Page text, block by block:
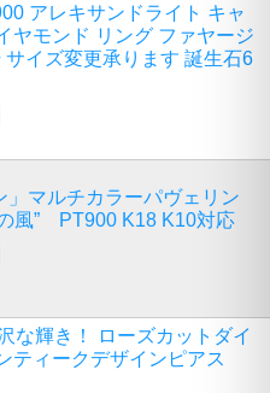
アレキサンドライト キャ
ヤモンド リング ファヤージ
サイズ変更承ります 誕生石6
」マルチカラーパヴェリン
風” PT900 K18 K10対応
な輝き！ ローズカットダイ
ティークデザインピアス